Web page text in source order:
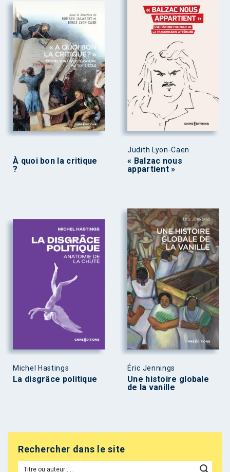
À quoi bon la critique
?
Judith Lyon-Caen
« Balzac nous
appartient »
Michel Hastings
La disgrâce politique
Éric Jennings
Une histoire globale
de la vanille
Rechercher dans le site